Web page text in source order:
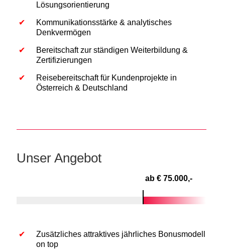
Lösungsorientierung
Kommunikationsstärke & analytisches
Denkvermögen
Bereitschaft zur ständigen Weiterbildung &
Zertifizierungen
Reisebereitschaft für Kundenprojekte in
Österreich & Deutschland
Unser Angebot
ab € 75.000,-
Zusätzliches attraktives jährliches Bonusmodell
on top